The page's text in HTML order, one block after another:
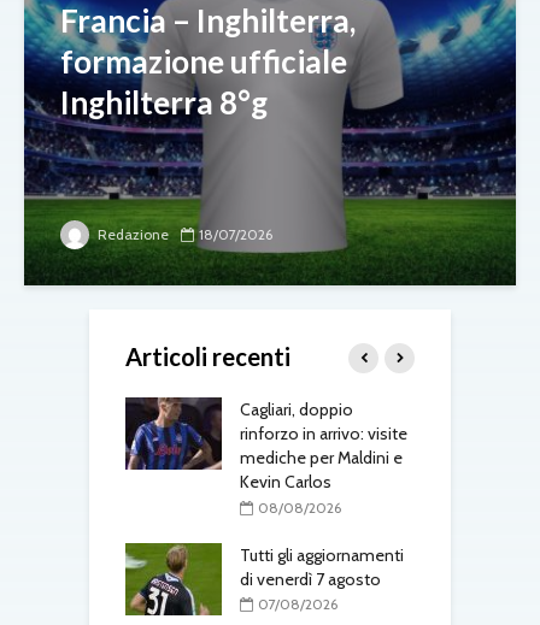
Francia – Inghilterra,
formazione ufficiale
Inghilterra 8°g
Redazione 18/07/2026
Articoli recenti
Cagliari, doppio
rinforzo in arrivo: visite
mediche per Maldini e
Kevin Carlos
08/08/2026
Tutti gli aggiornamenti
di venerdì 7 agosto
07/08/2026